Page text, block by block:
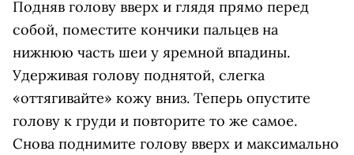
Подняв голову вверх и глядя прямо перед
собой, поместите кончики пальцев на
нижнюю часть шеи у яремной впадины.
Удерживая голову поднятой, слегка
«оттягивайте» кожу вниз. Теперь опустите
голову к груди и повторите то же самое.
Снова поднимите голову вверх и максимально